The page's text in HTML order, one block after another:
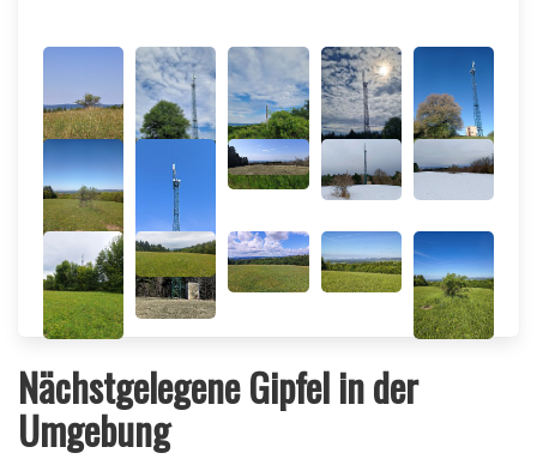
Nächstgelegene Gipfel in der
Umgebung